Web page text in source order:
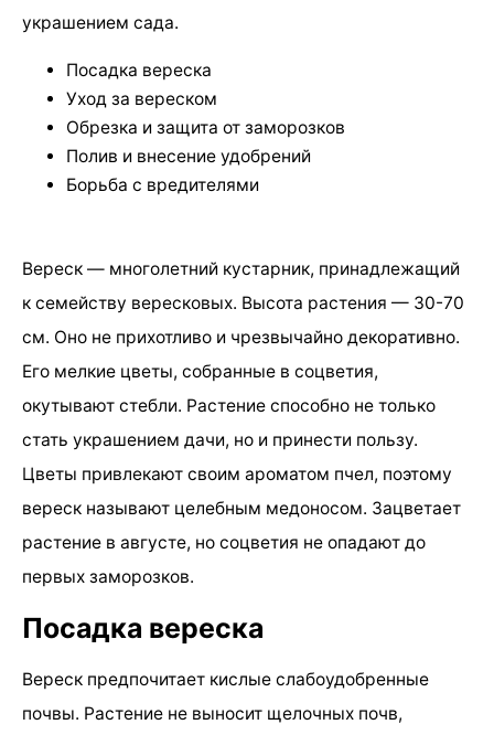
украшением сада.
Посадка вереска
Уход за вереском
Обрезка и защита от заморозков
Полив и внесение удобрений
Борьба с вредителями
Вереск — многолетний кустарник, принадлежащий
к семейству вересковых. Высота растения — 30-70
см. Оно не прихотливо и чрезвычайно декоративно.
Его мелкие цветы, собранные в соцветия,
окутывают стебли. Растение способно не только
стать украшением дачи, но и принести пользу.
Цветы привлекают своим ароматом пчел, поэтому
вереск называют целебным медоносом. Зацветает
растение в августе, но соцветия не опадают до
первых заморозков.
Посадка вереска
Вереск предпочитает кислые слабоудобренные
почвы. Растение не выносит щелочных почв,